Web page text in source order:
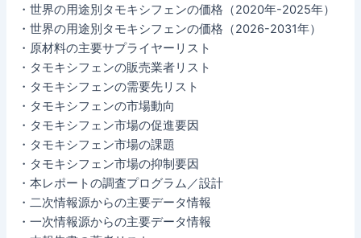
・世界の用途別タモキシフェンの価格（2020年-2025年）
・世界の用途別タモキシフェンの価格（2026-2031年）
・原材料の主要サプライヤーリスト
・タモキシフェンの販売業者リスト
・タモキシフェンの需要先リスト
・タモキシフェンの市場動向
・タモキシフェン市場の促進要因
・タモキシフェン市場の課題
・タモキシフェン市場の抑制要因
・本レポートの調査プログラム／設計
・二次情報源からの主要データ情報
・一次情報源からの主要データ情報